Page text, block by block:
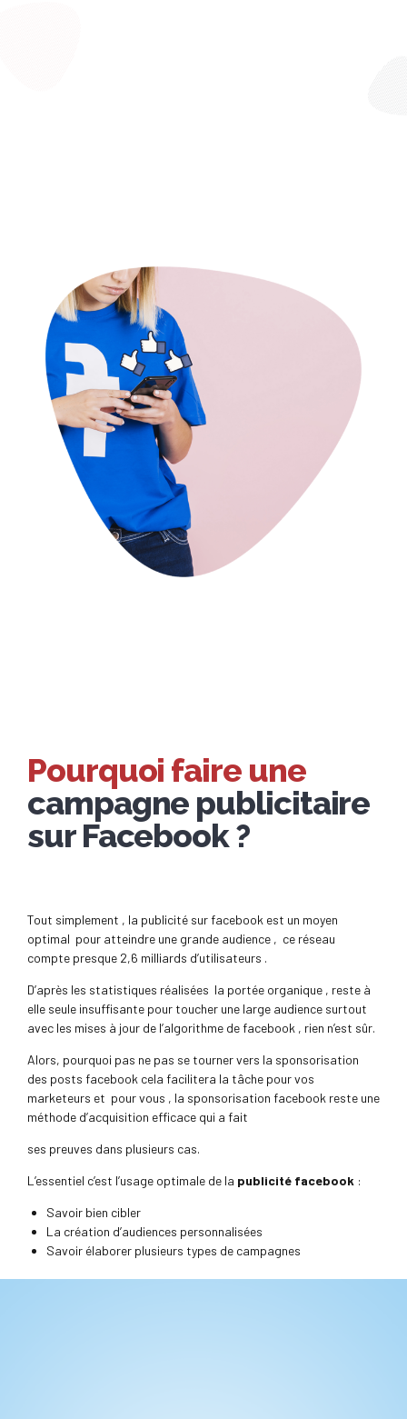
Pourquoi faire une
campagne publicitaire
sur Facebook ?
Tout simplement , la publicité sur facebook est un moyen
optimal pour atteindre une grande audience , ce réseau
compte presque 2,6 milliards d’utilisateurs .
D’après les statistiques réalisées la portée organique , reste à
elle seule insuffisante pour toucher une large audience surtout
avec les mises à jour de l’algorithme de facebook , rien n’est sûr.
Alors, pourquoi pas ne pas se tourner vers la sponsorisation
des posts facebook cela facilitera la tâche pour vos
marketeurs et pour vous , la sponsorisation facebook reste une
méthode d’acquisition efficace qui a fait
ses preuves dans plusieurs cas.
L’essentiel c’est l’usage optimale de la publicité facebook :
Savoir bien cibler
La création d’audiences personnalisées
Savoir élaborer plusieurs types de campagnes